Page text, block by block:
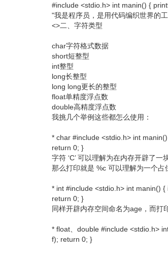
#include <stdio.h> int manin() {
"我是程序员，是用代码编织世界的
<>二、字符类型
char字符格式数据
short短整型
int整型
long长整型
long long更长的整型
float单精度浮点数
double高精度浮点数
我挑几个举例这些都怎么使用：
* char #include <stdio.h> int
return 0; }
字符 ‘C’ 可以理解为在内存开辟了
那么打印就是 %c 可以理解为一个
* int #include <stdio.h> int manin()
return 0; }
同样开辟内存空间命名为age，而打
* float、double #include <stdio.h>
f); return 0; }